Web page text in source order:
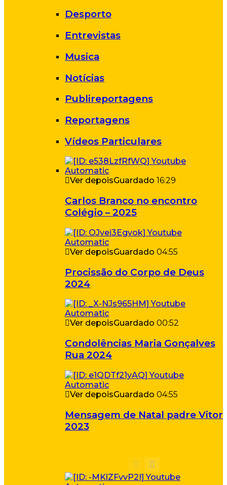
Desporto
Entrevistas
Musica
Notícias
Publireportagens
Reportagens
Vídeos Particulares
Ver depoisGuardado 16:29
Carlos Branco no encontro
Colégio – 2025
Ver depoisGuardado 04:55
Procissão do Corpo de Deus
2024
Ver depoisGuardado 00:52
Condolências Maria Gonçalves
Rua 2024
Ver depoisGuardado 04:55
Mensagem de Natal padre Vitor
2023